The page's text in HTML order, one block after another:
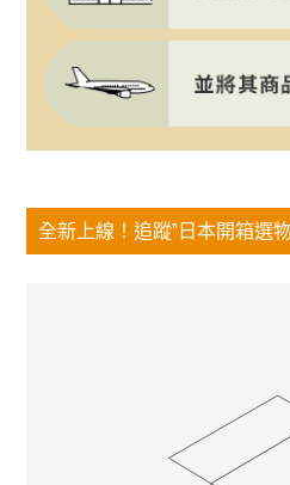
全新上線！追蹤”日本開箱選